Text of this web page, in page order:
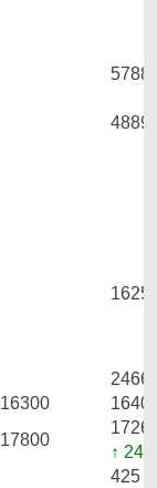
5788
4889
16300
17800
↑ 246
425